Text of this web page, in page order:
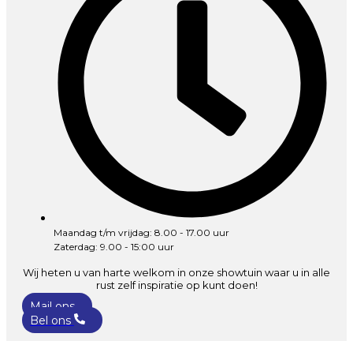
Maandag t/m vrijdag: 8.00 - 17.00 uur
Zaterdag: 9.00 - 15:00 uur
Wij heten u van harte welkom in onze showtuin waar u in alle
rust zelf inspiratie op kunt doen!
Mail ons
Bel ons